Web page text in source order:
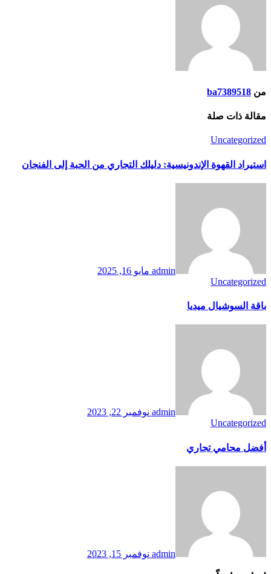
التجاري من الحبة إلى الفنجان
مايو 16, 2025
نوفمبر 22, 2023
نوفمبر 15, 2023